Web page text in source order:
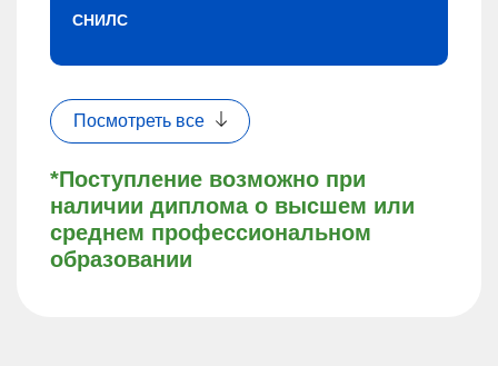
*Поступление возможно при
наличии диплома о высшем или
среднем профессиональном
образовании
СНИЛС
Посмотреть все